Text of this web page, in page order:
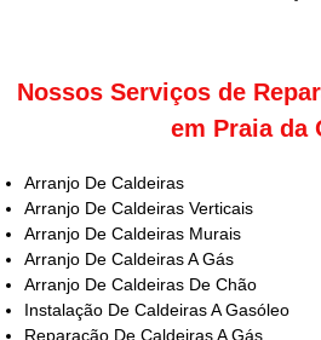
Nossos Serviços de
em Praia da
Arranjo De Caldeiras
Arranjo De Caldeiras Verticais
Arranjo De Caldeiras Murais
Arranjo De Caldeiras A Gás
Arranjo De Caldeiras De Chão
Instalação De Caldeiras A Gasóleo
Reparação De Caldeiras A Gás